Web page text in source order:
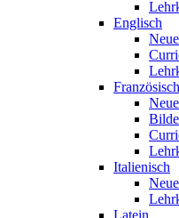
Englisch
Französisch
Italienisch